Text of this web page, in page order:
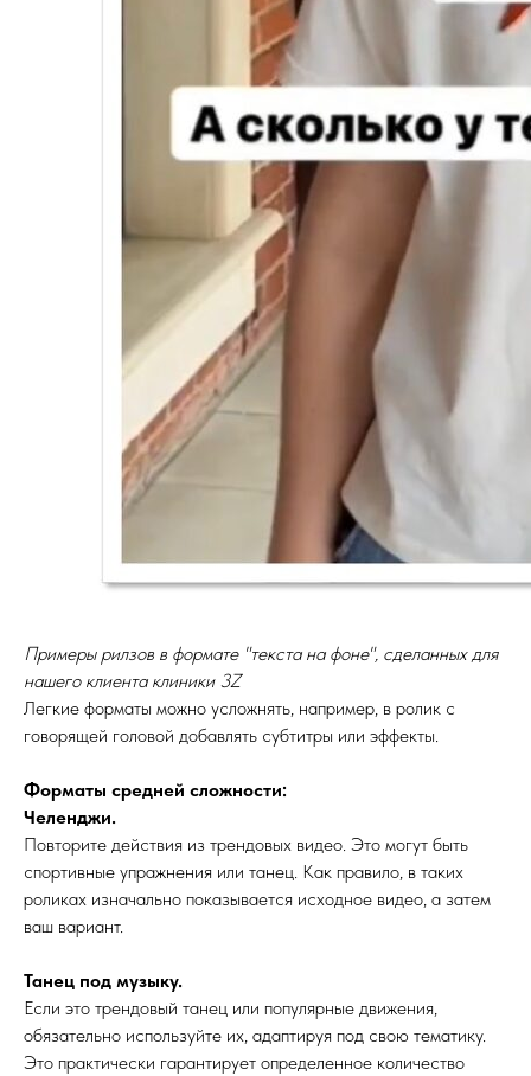
Примеры рилзов в формате "текста на фоне", сделанных для
нашего клиента клиники 3Z
Легкие форматы можно усложнять, например, в ролик с
говорящей головой добавлять субтитры или эффекты.
Форматы средней сложности:
Челенджи.
Повторите действия из трендовых видео. Это могут быть
спортивные упражнения или танец. Как правило, в таких
роликах изначально показывается исходное видео, а затем
ваш вариант.
Танец под музыку.
Если это трендовый танец или популярные движения,
обязательно используйте их, адаптируя под свою тематику.
Это практически гарантирует определенное количество